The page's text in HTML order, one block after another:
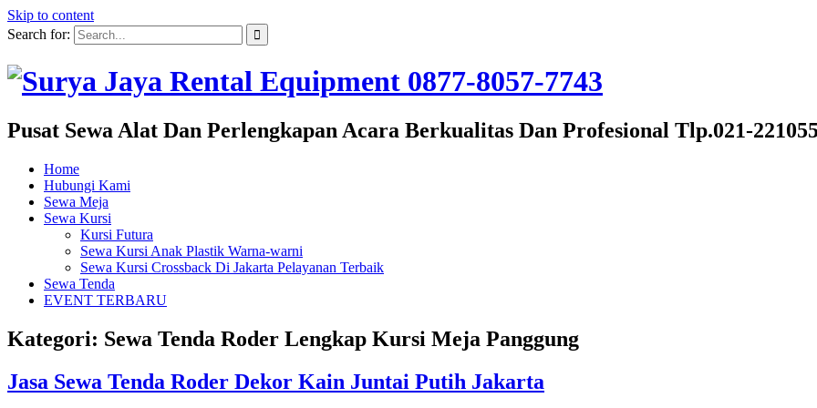
Skip to content
Search for:
Pusat Sewa Alat Dan Perlengkapan Acara Berkualitas Dan Profesional Tlp.021-
Home
Hubungi Kami
Sewa Meja
Sewa Kursi
Kursi Futura
Sewa Kursi Anak Plastik Warna-warni
Sewa Kursi Crossback Di Jakarta Pelayanan Terbaik
Sewa Tenda
EVENT TERBARU
Kategori: Sewa Tenda Roder Lengkap Kursi Meja Panggung
Jasa Sewa Tenda Roder Dekor Kain Juntai Putih Jakarta